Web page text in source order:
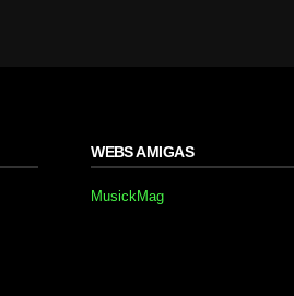
WEBS AMIGAS
MusickMag